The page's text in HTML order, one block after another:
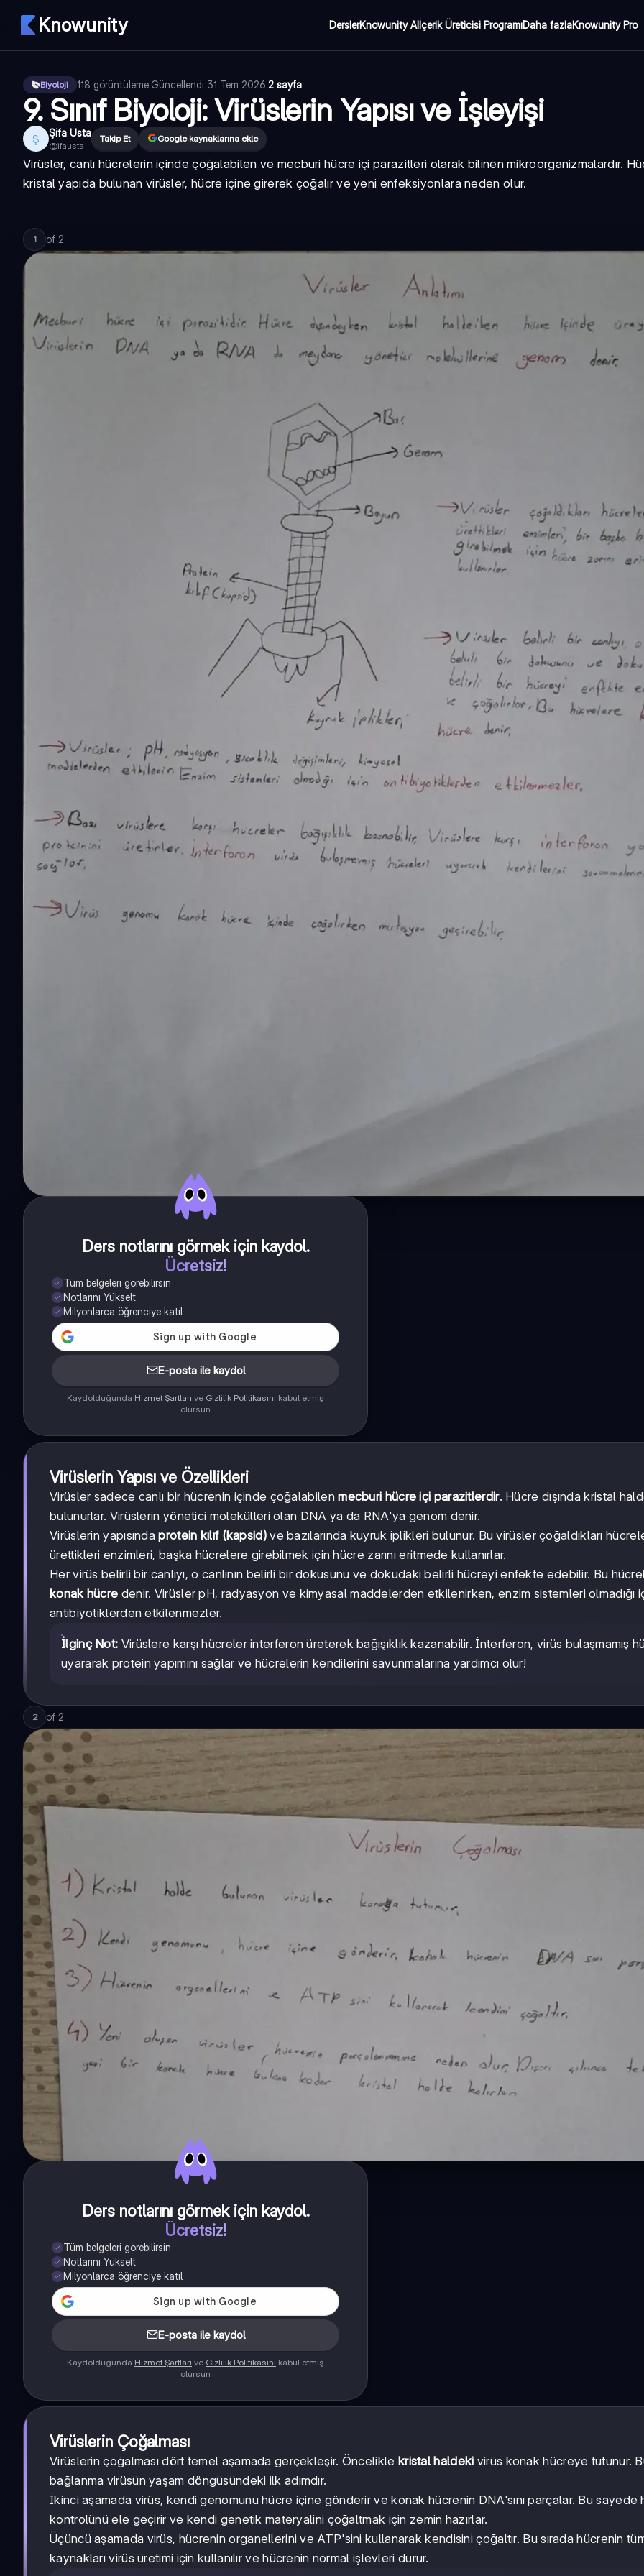
Knowunity DerslerKnowunity AIİçerik Üreticisi ProgramıDaha fazlaKnowunity Pro
Biyoloji 118 görüntüleme·Güncellendi 31 Tem 2026·2 sayfa
9. Sınıf Biyoloji: Virüslerin Yapısı ve İşleyişi
Ş Şifa Usta
@ifausta
Takip Et Google kaynaklarına ekle
Virüsler, canlı hücrelerin içinde çoğalabilen ve mecburi hücre içi parazitleri olarak bilinen mikroorganizmalardır.
kristal yapıda bulunan virüsler, hücre içine girerek çoğalır ve yeni enfeksiyonlara neden olur.
1 of 2
Ders notlarını görmek için kaydol.
Ücretsiz!
Tüm belgeleri görebilirsin
Notlarını Yükselt
Milyonlarca öğrenciye katıl
E-posta ile kaydol
Kaydolduğunda Hizmet Şartları ve Gizlilik Politikasını kabul etmiş
olursun
Virüslerin Yapısı ve Özellikleri
Virüsler sadece canlı bir hücrenin içinde çoğalabilenmecburi hücre içi parazitlerdir. Hücre dışında kristal
bulunurlar. Virüslerin yönetici molekülleri olan DNA ya da RNA'ya genom denir.
Virüslerin yapısındaprotein kılıf (kapsid)ve bazılarında kuyruk iplikleri bulunur. Bu virüsler çoğaldıkları
ürettikleri enzimleri, başka hücrelere girebilmek için hücre zarını eritmede kullanırlar.
Her virüs belirli bir canlıyı, o canlının belirli bir dokusunu ve dokudaki belirli hücreyi enfekte edebilir. Bu
konak hücre denir. Virüsler pH, radyasyon ve kimyasal maddelerden etkilenirken, enzim sistemleri olmadığı
antibiyotiklerden etkilenmezler.
İlginç Not: Virüslere karşı hücreler interferon üreterek bağışıklık kazanabilir. İnterferon, virüs bulaşmamış
uyararak protein yapımını sağlar ve hücrelerin kendilerini savunmalarına yardımcı olur!
2 of 2
Ders notlarını görmek için kaydol.
Ücretsiz!
Tüm belgeleri görebilirsin
Notlarını Yükselt
Milyonlarca öğrenciye katıl
E-posta ile kaydol
Kaydolduğunda Hizmet Şartları ve Gizlilik Politikasını kabul etmiş
olursun
Virüslerin Çoğalması
Virüslerin çoğalması dört temel aşamada gerçekleşir. Öncelikle kristal haldeki virüs konak hücreye tutunur.
bağlanma virüsün yaşam döngüsündeki ilk adımdır.
İkinci aşamada virüs, kendi genomunu hücre içine gönderir ve konak hücrenin DNA'sını parçalar. Bu sayede
kontrolünü ele geçirir ve kendi genetik materyalini çoğaltmak için zemin hazırlar.
Üçüncü aşamada virüs, hücrenin organellerini ve ATP'sini kullanarak kendisini çoğaltır. Bu sırada hücrenin
kaynakları virüs üretimi için kullanılır ve hücrenin normal işlevleri durur.